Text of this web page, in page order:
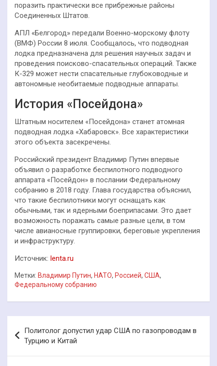
поразить практически все прибрежные районы
Соединенных Штатов.
АПЛ «Белгород» передали Военно-морскому флоту
(ВМФ) России 8 июля. Сообщалось, что подводная
лодка предназначена для решения научных задач и
проведения поисково-спасательных операций. Также
К-329 может нести спасательные глубоководные и
автономные необитаемые подводные аппараты.
История «Посейдона»
Штатным носителем «Посейдона» станет атомная
подводная лодка «Хабаровск». Все характеристики
этого объекта засекречены.
Российский президент Владимир Путин впервые
объявил о разработке беспилотного подводного
аппарата «Посейдон» в послании Федеральному
собранию в 2018 году. Глава государства объяснил,
что такие беспилотники могут оснащать как
обычными, так и ядерными боеприпасами. Это дает
возможность поражать самые разные цели, в том
числе авианосные группировки, береговые укрепления
и инфраструктуру.
Источник: lenta.ru
Метки: Владимир Путин, НАТО, Россией, США,
Федеральному собранию
по
записям
Политолог допустил удар США по газопроводам в
Турцию и Китай